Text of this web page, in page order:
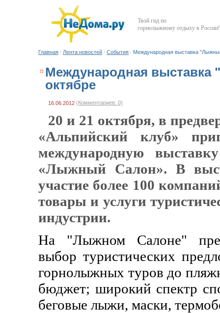
Твой гид по
горнолыжному отдыху в России!
Главная / Лента новостей / События / Международная выставка
Международная выставка
октябре
16.06.2012 (Комментариев: 0)
20 и 21 октября, в
«Альпийский клуб»
международную
«Лыжный Салон». В
участие более 100
товары и услуги
индустрии.
На "Лыжном Салоне"
выбор туристических
горнолыжных туров до
бюджет; широкий спектр
беговые лыжи, маски,